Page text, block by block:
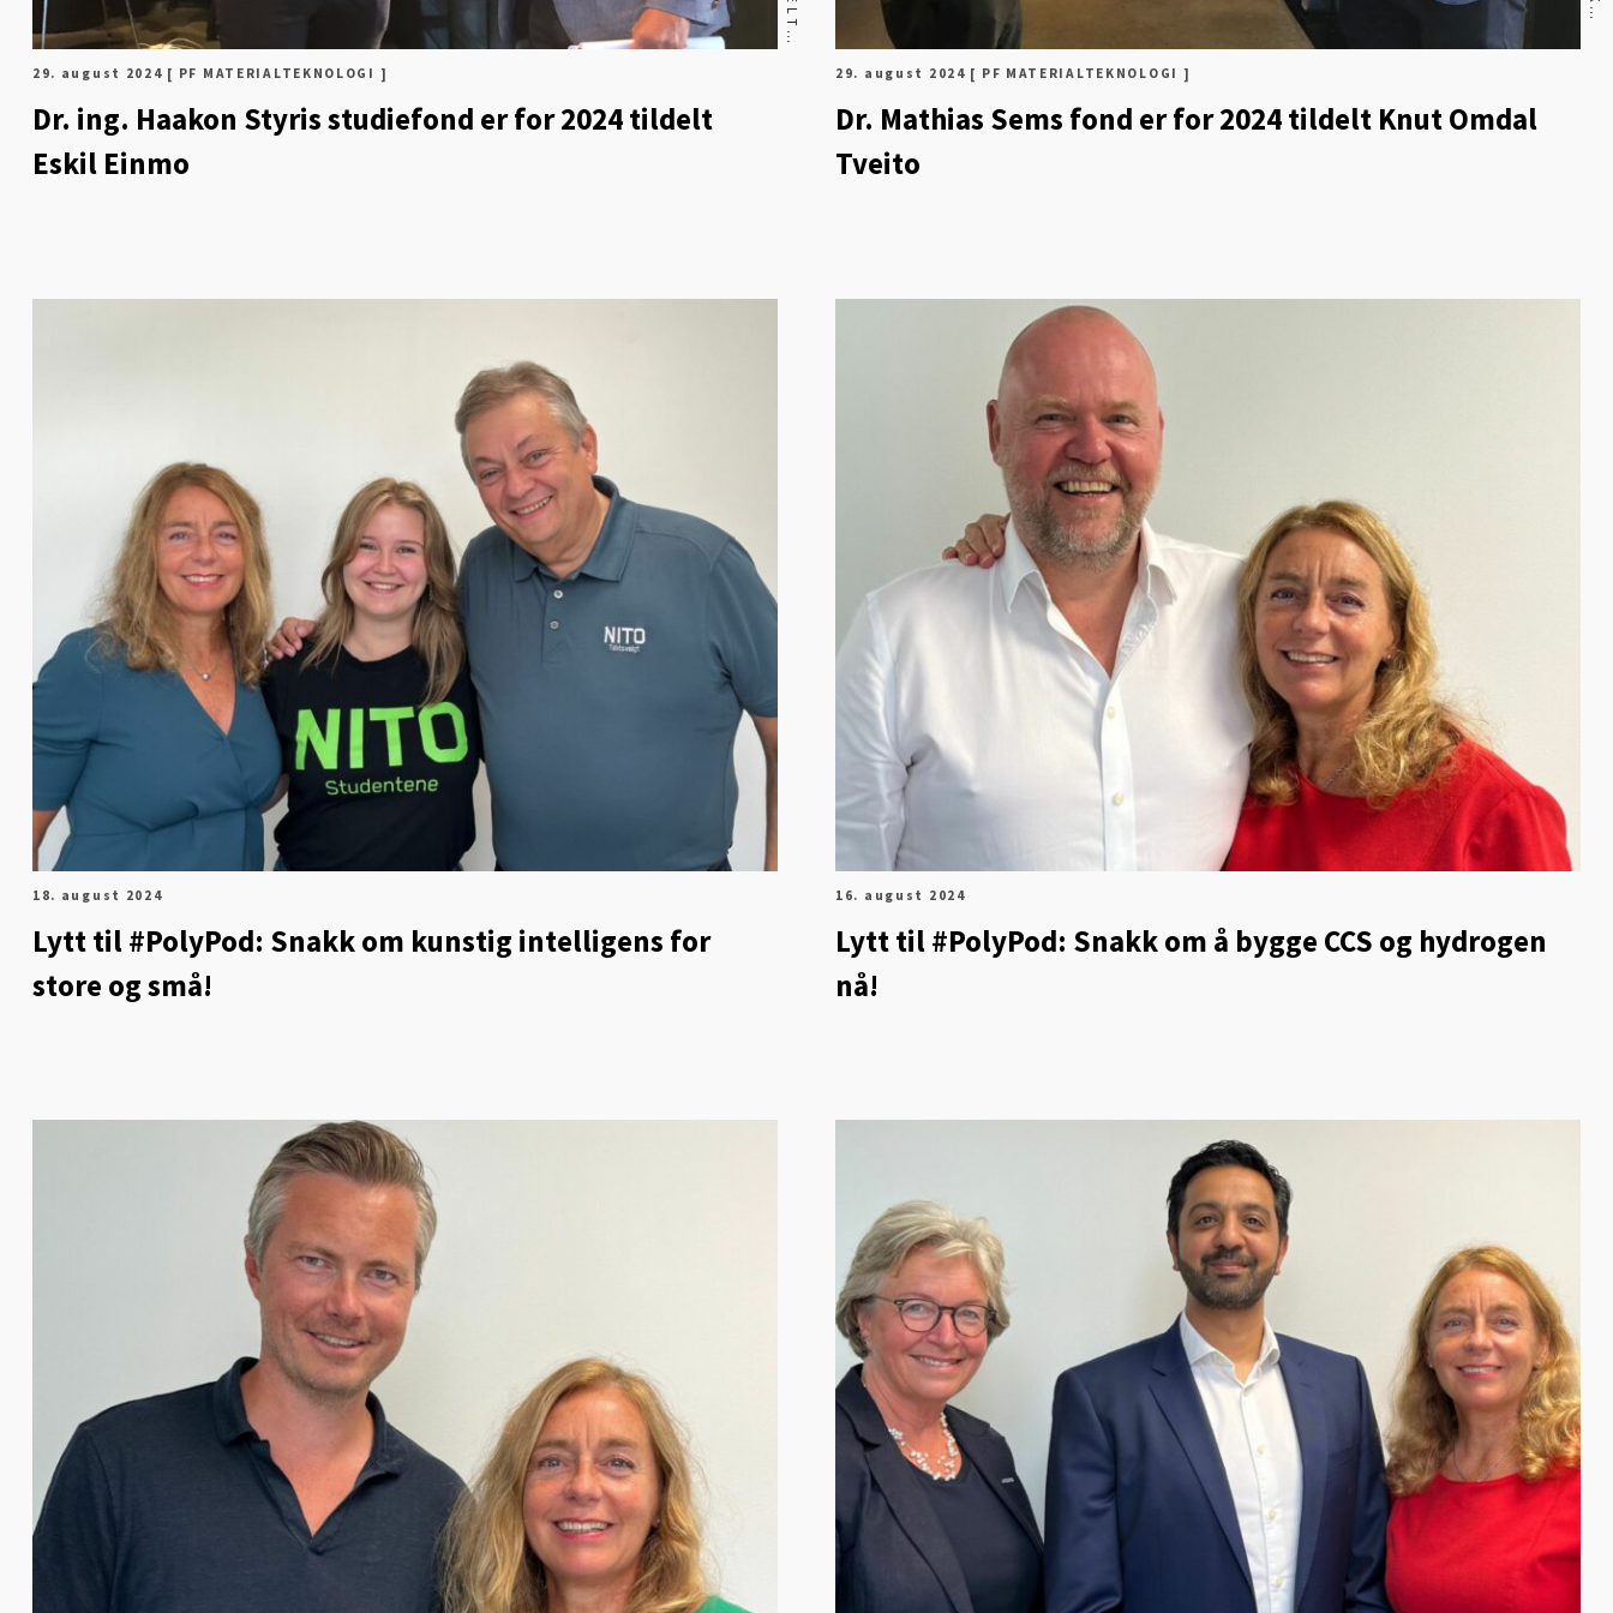
29. august 2024 [ PF MATERIALTEKNOLOGI ]
Dr. ing. Haakon Styris studiefond er for 2024 tildelt
Eskil Einmo
29. august 2024 [ PF MATERIALTEKNOLOGI ]
Dr. Mathias Sems fond er for 2024 tildelt Knut Omdal
Tveito
18. august 2024
Lytt til #PolyPod: Snakk om kunstig intelligens for
store og små!
16. august 2024
Lytt til #PolyPod: Snakk om å bygge CCS og hydrogen
nå!